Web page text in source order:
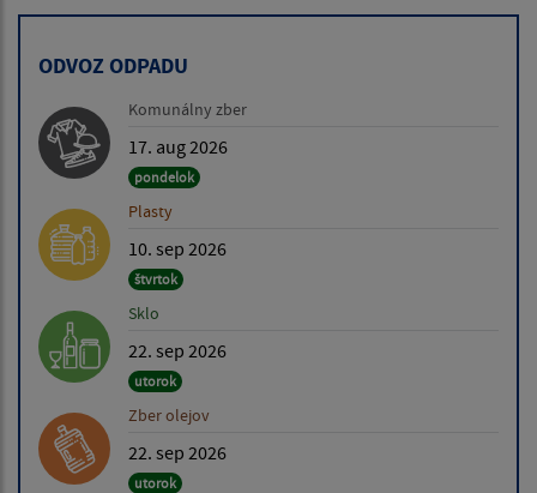
ODVOZ ODPADU
Komunálny zber
17. aug 2026
pondelok
Plasty
10. sep 2026
štvrtok
Sklo
22. sep 2026
utorok
Zber olejov
22. sep 2026
utorok